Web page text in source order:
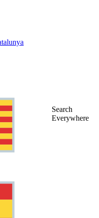
Search
Everywhere